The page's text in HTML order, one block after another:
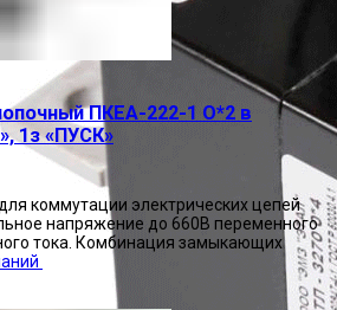
ПКЕА-222-1 О*2 в
1з «ПУСК»
коммутации электрических цепей
напряжение до 660В переменного
тока. Комбинация замыкающих